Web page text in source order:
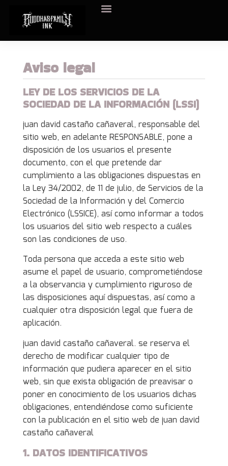
Aviso legal
LEY DE LOS SERVICIOS DE LA
SOCIEDAD DE LA INFORMACIÓN (LSSI)
juan david castaño cañaveral, responsable del
sitio web, en adelante RESPONSABLE, pone a
disposición de los usuarios el presente
documento, con el que pretende dar
cumplimiento a las obligaciones dispuestas en
la Ley 34/2002, de 11 de julio, de Servicios de la
Sociedad de la Información y del Comercio
Electrónico (LSSICE), así como informar a todos
los usuarios del sitio web respecto a cuáles
son las condiciones de uso.
Toda persona que acceda a este sitio web
asume el papel de usuario, comprometiéndose
a la observancia y cumplimiento riguroso de
las disposiciones aquí dispuestas, así como a
cualquier otra disposición legal que fuera de
aplicación.
juan david castaño cañaveral. se reserva el
derecho de modificar cualquier tipo de
información que pudiera aparecer en el sitio
web, sin que exista obligación de preavisar o
poner en conocimiento de los usuarios dichas
obligaciones, entendiéndose como suficiente
con la publicación en el sitio web de juan david
castaño cañaveral
1. DATOS IDENTIFICATIVOS